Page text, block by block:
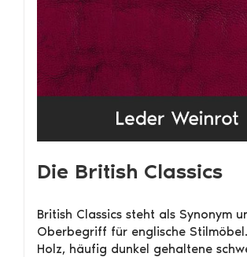
Die British Classics
British Classics steht als Synonym
Oberbegriff für englische
Holz, häufig dunkel gehaltene